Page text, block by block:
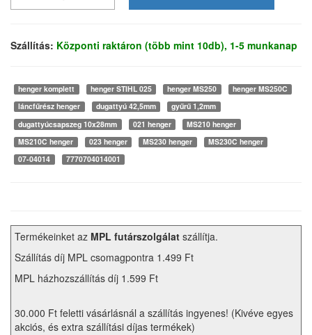
Szállítás: Központi raktáron (több mint 10db), 1-5 munkanap
henger komplett henger STIHL 025 henger MS250
henger MS250C
láncfűrész henger
dugattyú 42,5mm
gyűrű 1,2mm
dugattyúcsapszeg 10x28mm
021 henger
MS210 henger
MS210C henger
023 henger MS230 henger
MS230C henger
07-04014
7770704014001
Termékeinket az MPL futárszolgálat szállítja.
Szállítás díj MPL csomagpontra 1.499 Ft
MPL házhozszállítás díj 1.599 Ft
30.000 Ft feletti vásárlásnál a szállítás ingyenes! (Kivéve egyes
akciós, és extra szállítási díjas termékek)